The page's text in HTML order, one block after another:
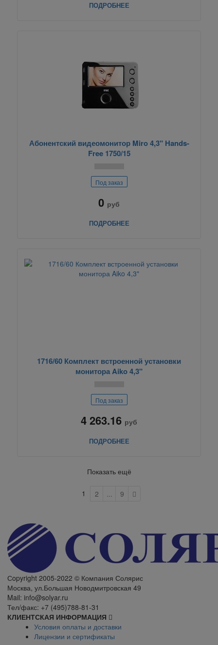
ПОДРОБНЕЕ
Абонентский видеомонитор Miro 4,3" Hands-
Free 1750/15
Под заказ
0 руб
ПОДРОБНЕЕ
1716/60 Комплект встроенной установки
монитора Aiko 4,3"
Под заказ
4 263.16 руб
ПОДРОБНЕЕ
Показать ещё
1 2 ... 9
Сopyright 2005-2022 © Компания Солярис
Москва, ул.Большая Новодмитровская 49
Mail: info@solyar.ru
Тел/факс: +7 (495)788-81-31
КЛИЕНТСКАЯ ИНФОРМАЦИЯ
Условия оплаты и доставки
Лицензии и сертификаты